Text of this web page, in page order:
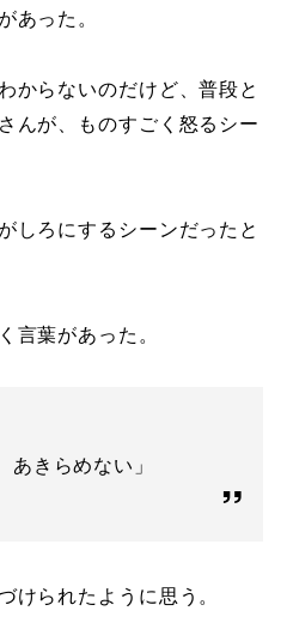
あった。
からないのだけど、普段と
んが、ものすごく怒るシー
しろにするシーンだったと
言葉があった。
あきらめない」
けられたように思う。